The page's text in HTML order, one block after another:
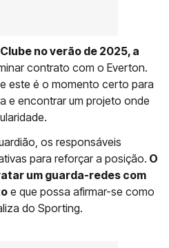
no verão de 2025, a
contrato com o Everton.
este é o momento certo para
e encontrar um projeto onde
os responsáveis
para reforçar a posição. O
um guarda-redes com
e que possa afirmar-se como
do Sporting.